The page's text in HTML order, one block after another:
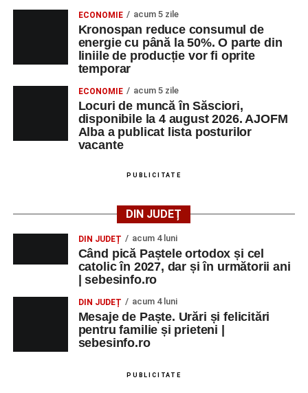
ECONOMIE acum 5 zile
Kronospan reduce consumul de
energie cu până la 50%. O parte din
liniile de producție vor fi oprite
temporar
ECONOMIE acum 5 zile
Locuri de muncă în Săsciori,
disponibile la 4 august 2026. AJOFM
Alba a publicat lista posturilor
vacante
PUBLICITATE
DIN JUDEȚ
DIN JUDEȚ acum 4 luni
Când pică Paștele ortodox și cel
catolic în 2027, dar și în următorii ani
| sebesinfo.ro
DIN JUDEȚ acum 4 luni
Mesaje de Paște. Urări și felicitări
pentru familie și prieteni |
sebesinfo.ro
PUBLICITATE